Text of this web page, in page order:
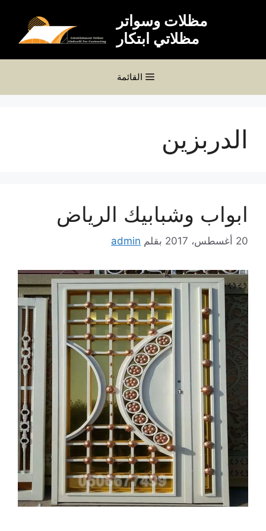
مظلات وسواتر
مظلاتي ابتكار
القائمة
الدربزين
ابواب وشبابيك الرياض
20 أغسطس، 2017 بقلم admin